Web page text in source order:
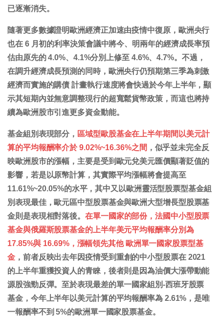
已逐漸消失。
隨著更多數據證明歐洲經濟正加速由疫情中復原，歐洲央行
也在 6 月初的利率決策會議中將今、明兩年的經濟成長率預
估由原先的 4.0%、4.1%分別上修至 4.6%、4.7%。不過，
在調升經濟成長預測的同時，歐洲央行仍預期第三季為刺激
經濟而實施的購債 計畫執行速度將會快過於今年上半年，顯
示其短期內並無意調整現行的超寬鬆貨幣政策，而這也將持
續為歐洲股市引進更多資金動能。
基金組別表現部分， 區域型歐股基金在上半年期間以美元計
算的平均報酬率介於 9.02%~16.36%之間 ，似乎並未完全反
映歐洲股市的漲幅，主要是受到歐元兌美元匯價顯著貶值的
影響，若是以原幣計算，其實際平均漲幅將會提高至
11.61%~20.05%的水平，其中又以歐洲靈活型股票型基金組
別表現最佳，歐元區中型股票基金與歐洲大型增長型股票基
金則是表現相對落後。 在單一國家的部份，法國中小型股票
基金與俄羅斯股票基金的上半年美元平均報酬率分別為
17.85%與 16.69%，漲幅領先其他 歐洲單一國家股票型基
金，前者反映出去年因疫情受到重創的中小型股票在 2021
的上半年重獲投資人的青睞，後者則是因為油價大漲帶動能
源股強勁反彈。至於表現最差的單一國家組別-西班牙股票
基金，今年上半年以美元計算的平均報酬率為 2.61%，是唯
一報酬率不到 5%的歐洲單一國家股票基金。